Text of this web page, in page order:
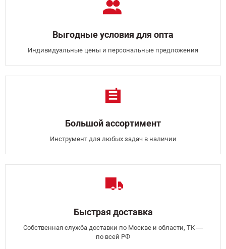
Выгодные условия для опта
Индивидуальные цены и персональные предложения
Большой ассортимент
Инструмент для любых задач в наличии
Быстрая доставка
Собственная служба доставки по Москве и области, ТК —
по всей РФ